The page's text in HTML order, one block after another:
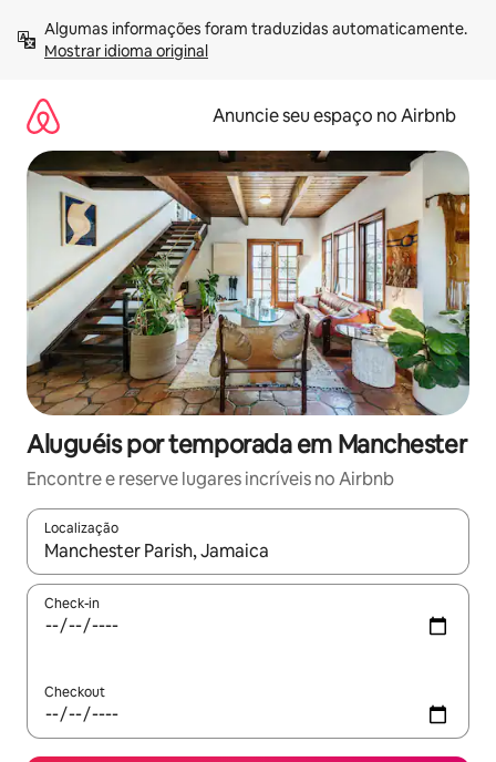
para
Mostrar idioma original
Anuncie seu espaço no Airbnb
Aluguéis por temporada em Manchester
Encontre e reserve lugares incríveis no Airbnb
Localização
Quando os resultados estiverem disponíveis, explore-os
Check-in
Checkout